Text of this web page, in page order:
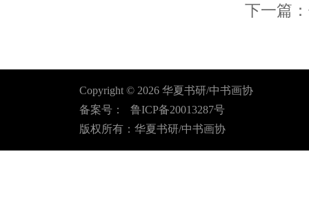
下一篇：
Copyright © 2026 华夏书研/中书画协
备案号：
鲁ICP备20013287号
版权所有：华夏书研/中书画协